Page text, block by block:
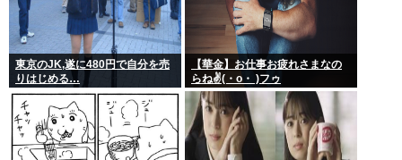
東京のJK,遂に480円で自分を売
りはじめる…
【華金】お仕事お疲れさまなの
らね✌(・o・ )フゥ